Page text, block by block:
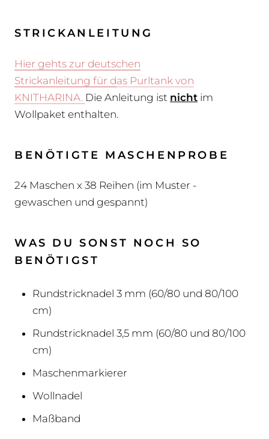
STRICKANLEITUNG
Hier gehts zur deutschen
Strickanleitung für das Purltank von
KNITHARINA. Die Anleitung ist nicht im
Wollpaket enthalten.
BENÖTIGTE MASCHENPROBE
24 Maschen x 38 Reihen (im Muster -
gewaschen und gespannt)
WAS DU SONST NOCH SO
BENÖTIGST
Rundstricknadel 3 mm (60/80 und 80/100
cm)
Rundstricknadel 3,5 mm (60/80 und 80/100
cm)
Maschenmarkierer
Wollnadel
Maßband